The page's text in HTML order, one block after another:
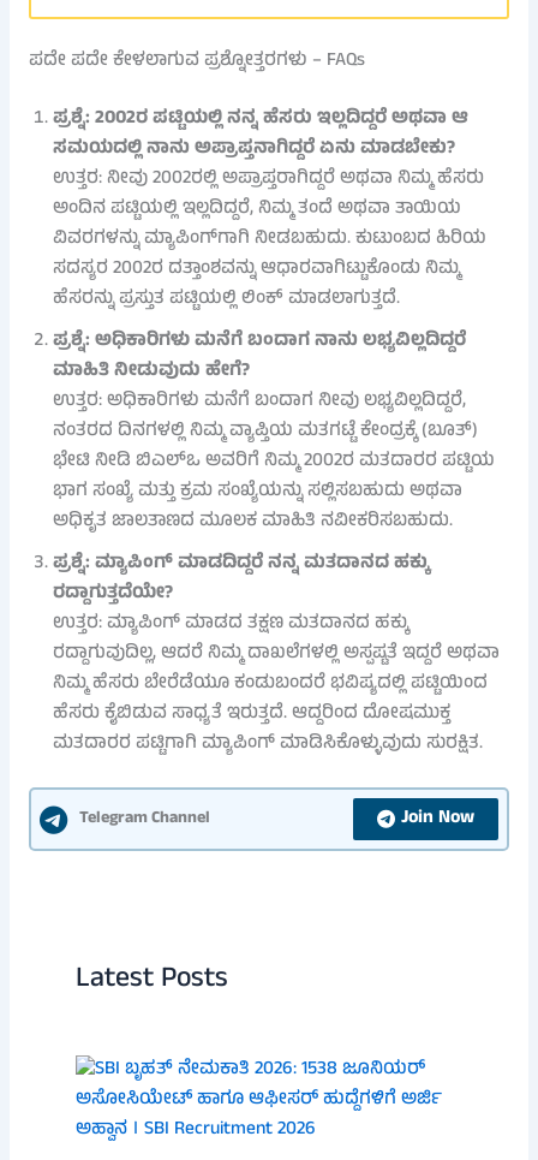
ಪದೇ ಪದೇ ಕೇಳಲಾಗುವ ಪ್ರಶ್ನೋತ್ತರಗಳು – FAQs
ಪ್ರಶ್ನೆ: 2002ರ ಪಟ್ಟಿಯಲ್ಲಿ ನನ್ನ ಹೆಸರು ಇಲ್ಲದಿದ್ದರೆ ಅಥವಾ ಆ
ಸಮಯದಲ್ಲಿ ನಾನು ಅಪ್ರಾಪ್ತನಾಗಿದ್ದರೆ ಏನು ಮಾಡಬೇಕು?
ಉತ್ತರ: ನೀವು 2002ರಲ್ಲಿ ಅಪ್ರಾಪ್ತರಾಗಿದ್ದರೆ ಅಥವಾ ನಿಮ್ಮ ಹೆಸರು
ಅಂದಿನ ಪಟ್ಟಿಯಲ್ಲಿ ಇಲ್ಲದಿದ್ದರೆ, ನಿಮ್ಮ ತಂದೆ ಅಥವಾ ತಾಯಿಯ
ವಿವರಗಳನ್ನು ಮ್ಯಾಪಿಂಗ್‌ಗಾಗಿ ನೀಡಬಹುದು. ಕುಟುಂಬದ ಹಿರಿಯ
ಸದಸ್ಯರ 2002ರ ದತ್ತಾಂಶವನ್ನು ಆಧಾರವಾಗಿಟ್ಟುಕೊಂಡು ನಿಮ್ಮ
ಹೆಸರನ್ನು ಪ್ರಸ್ತುತ ಪಟ್ಟಿಯಲ್ಲಿ ಲಿಂಕ್ ಮಾಡಲಾಗುತ್ತದೆ.
ಪ್ರಶ್ನೆ: ಅಧಿಕಾರಿಗಳು ಮನೆಗೆ ಬಂದಾಗ ನಾನು ಲಭ್ಯವಿಲ್ಲದಿದ್ದರೆ
ಮಾಹಿತಿ ನೀಡುವುದು ಹೇಗೆ?
ಉತ್ತರ: ಅಧಿಕಾರಿಗಳು ಮನೆಗೆ ಬಂದಾಗ ನೀವು ಲಭ್ಯವಿಲ್ಲದಿದ್ದರೆ,
ನಂತರದ ದಿನಗಳಲ್ಲಿ ನಿಮ್ಮ ವ್ಯಾಪ್ತಿಯ ಮತಗಟ್ಟೆ ಕೇಂದ್ರಕ್ಕೆ (ಬೂತ್)
ಭೇಟಿ ನೀಡಿ ಬಿಎಲ್ಒ ಅವರಿಗೆ ನಿಮ್ಮ 2002ರ ಮತದಾರರ ಪಟ್ಟಿಯ
ಭಾಗ ಸಂಖ್ಯೆ ಮತ್ತು ಕ್ರಮ ಸಂಖ್ಯೆಯನ್ನು ಸಲ್ಲಿಸಬಹುದು ಅಥವಾ
ಅಧಿಕೃತ ಜಾಲತಾಣದ ಮೂಲಕ ಮಾಹಿತಿ ನವೀಕರಿಸಬಹುದು.
ಪ್ರಶ್ನೆ: ಮ್ಯಾಪಿಂಗ್ ಮಾಡದಿದ್ದರೆ ನನ್ನ ಮತದಾನದ ಹಕ್ಕು
ರದ್ದಾಗುತ್ತದೆಯೇ?
ಉತ್ತರ: ಮ್ಯಾಪಿಂಗ್ ಮಾಡದ ತಕ್ಷಣ ಮತದಾನದ ಹಕ್ಕು
ರದ್ದಾಗುವುದಿಲ್ಲ, ಆದರೆ ನಿಮ್ಮ ದಾಖಲೆಗಳಲ್ಲಿ ಅಸ್ಪಷ್ಟತೆ ಇದ್ದರೆ ಅಥವಾ
ನಿಮ್ಮ ಹೆಸರು ಬೇರೆಡೆಯೂ ಕಂಡುಬಂದರೆ ಭವಿಷ್ಯದಲ್ಲಿ ಪಟ್ಟಿಯಿಂದ
ಹೆಸರು ಕೈಬಿಡುವ ಸಾಧ್ಯತೆ ಇರುತ್ತದೆ. ಆದ್ದರಿಂದ ದೋಷಮುಕ್ತ
ಮತದಾರರ ಪಟ್ಟಿಗಾಗಿ ಮ್ಯಾಪಿಂಗ್ ಮಾಡಿಸಿಕೊಳ್ಳುವುದು ಸುರಕ್ಷಿತ.
Telegram Channel Join Now
Latest Posts